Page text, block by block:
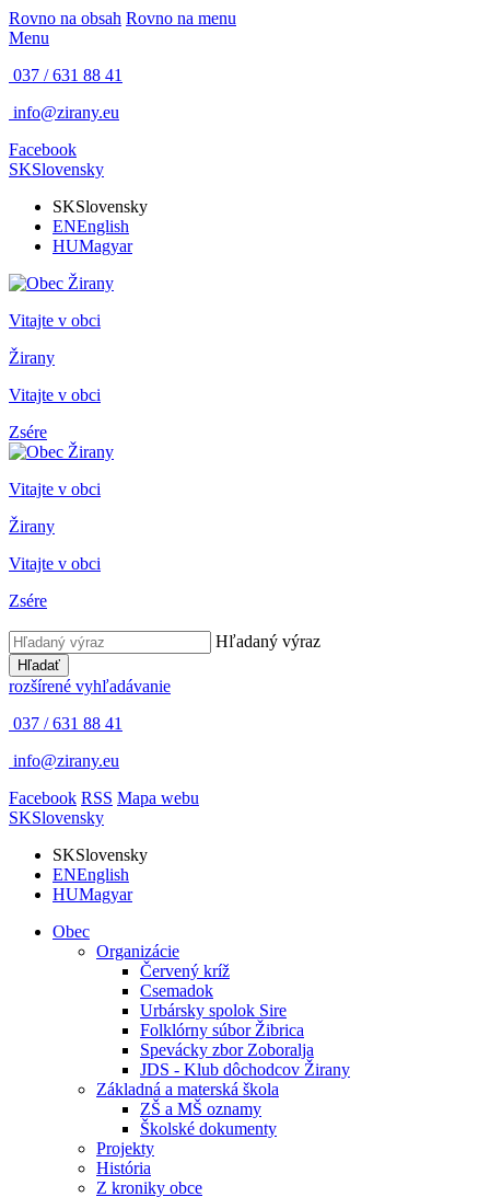
Rovno na obsah Rovno na menu
Menu
037 / 631 88 41
info@zirany.eu
Facebook
SKSlovensky
SKSlovensky
ENEnglish
HUMagyar
Vitajte v obci
Žirany
Vitajte v obci
Zsére
Vitajte v obci
Žirany
Vitajte v obci
Zsére
Hľadaný výraz
Hľadať
rozšírené vyhľadávanie
037 / 631 88 41
info@zirany.eu
Facebook RSS Mapa webu
SKSlovensky
SKSlovensky
ENEnglish
HUMagyar
Obec
Organizácie
Červený kríž
Csemadok
Urbársky spolok Sire
Folklórny súbor Žibrica
Spevácky zbor Zoboralja
JDS - Klub dôchodcov Žirany
Základná a materská škola
ZŠ a MŠ oznamy
Školské dokumenty
Projekty
História
Z kroniky obce